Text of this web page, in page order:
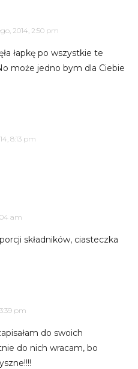
2014, 2:50 pm
łapkę po wszystkie te
może jedno bym dla Ciebie
8:13 pm
am
składników, ciasteczka
pm
do swoich
do nich wracam, bo